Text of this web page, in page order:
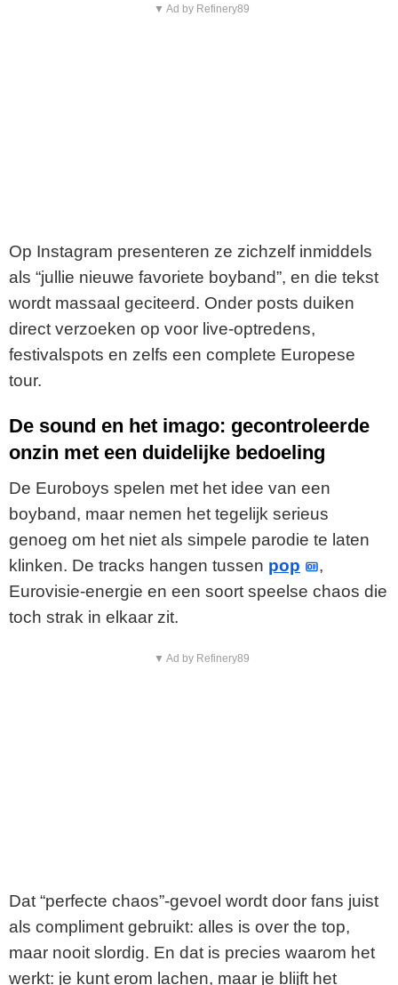
▼ Ad by Refinery89
Op Instagram presenteren ze zichzelf inmiddels
als “jullie nieuwe favoriete boyband”, en die tekst
wordt massaal geciteerd. Onder posts duiken
direct verzoeken op voor live-optredens,
festivalspots en zelfs een complete Europese
tour.
De sound en het imago: gecontroleerde
onzin met een duidelijke bedoeling
De Euroboys spelen met het idee van een
boyband, maar nemen het tegelijk serieus
genoeg om het niet als simpele parodie te laten
klinken. De tracks hangen tussen pop
,
Eurovisie-energie en een soort speelse chaos die
toch strak in elkaar zit.
▼ Ad by Refinery89
Dat “perfecte chaos”-gevoel wordt door fans juist
als compliment gebruikt: alles is over the top,
maar nooit slordig. En dat is precies waarom het
werkt: je kunt erom lachen, maar je blijft het